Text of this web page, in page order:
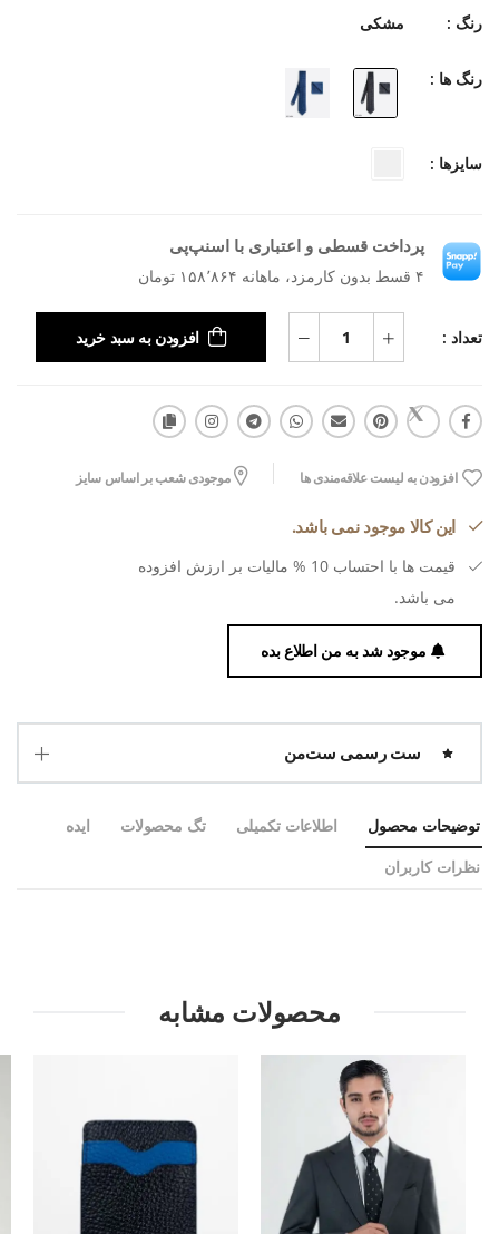
رنگ : مشکی
رنگ ها :
سایزها :
پرداخت قسطی و اعتباری با اسنپ‌پی
۴ قسط بدون کارمزد، ماهانه ۱۵۸٬۸۶۴ تومان
تعداد : افزودن به سبد خرید
افزودن به لیست علاقه‌مندی ها موجودی شعب بر اساس سایز
این کالا موجود نمی باشد.
قیمت ها با احتساب 10 % مالیات بر ارزش افزوده
می باشد.
موجود شد به من اطلاع بده
ست رسمی ست‌من
توضیحات محصول اطلاعات تکمیلی تگ محصولات ایده
نظرات کاربران
محصولات مشابه